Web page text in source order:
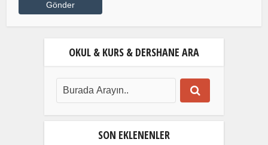
OKUL & KURS & DERSHANE ARA
SON EKLENENLER